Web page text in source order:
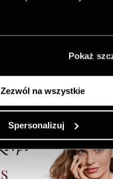
Pokaż
Zezwól na wszystkie
Spersonalizuj